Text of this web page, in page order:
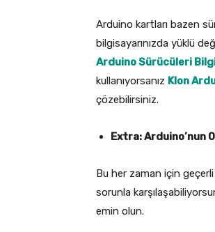
Arduino kartları bazen
bilgisayarınızda yüklü
Arduino Sürücüleri
kullanıyorsanız Klon
çözebilirsiniz.
Extra: Arduino’nun
Bu her zaman için
sorunla
emin olun.